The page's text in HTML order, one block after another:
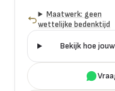
Maatwerk: geen
wettelijke bedenktijd
Bekijk hoe